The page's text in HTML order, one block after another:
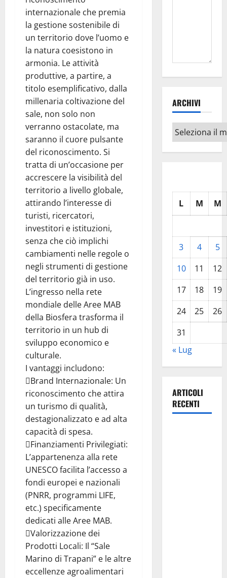
internazionale che premia
la gestione sostenibile di
un territorio dove l’uomo e
la natura coesistono in
armonia. Le attività
produttive, a partire, a
titolo esemplificativo, dalla
millenaria coltivazione del
sale, non solo non
verranno ostacolate, ma
saranno il cuore pulsante
del riconoscimento. Si
tratta di un’occasione per
accrescere la visibilità del
territorio a livello globale,
attirando l’interesse di
turisti, ricercatori,
investitori e istituzioni,
senza che ciò implichi
cambiamenti nelle regole o
negli strumenti di gestione
del territorio già in uso.
L’ingresso nella rete
mondiale delle Aree MAB
della Biosfera trasforma il
territorio in un hub di
sviluppo economico e
culturale.
I vantaggi includono:
Brand Internazionale: Un
riconoscimento che attira
un turismo di qualità,
destagionalizzato e ad alta
capacità di spesa.
Finanziamenti Privilegiati:
L’appartenenza alla rete
UNESCO facilita l’accesso a
fondi europei e nazionali
(PNRR, programmi LIFE,
etc.) specificamente
dedicati alle Aree MAB.
Valorizzazione dei
Prodotti Locali: Il “Sale
Marino di Trapani” e le altre
eccellenze agroalimentari
ARCHIVI
Archivi
L M M
3 4
5
10
11
12
17
18
19
24
25
26
31
« Lug
ARTICOLI
RECENTI